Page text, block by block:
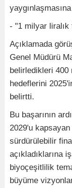
- "1 milyar liralık
Açıklamada
Genel Müdürü
belirledikleri 400
hedeflerini
belirtti.
Bu başarının
2029'u
sürdürülebilir
açıkladıklarına
biyoçeşitlilik
büyüme